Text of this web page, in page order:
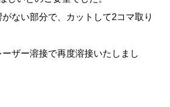
ない部分で、カットして2コマ取り
ザー溶接で再度溶接いたしまし